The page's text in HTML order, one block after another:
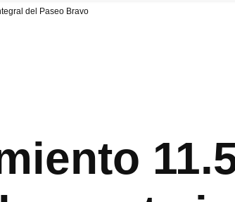
del Paseo Bravo